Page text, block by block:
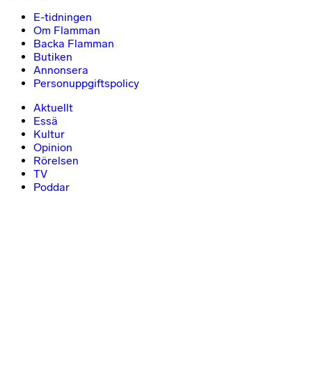
E-tidningen
Om Flamman
Backa Flamman
Butiken
Annonsera
Personuppgiftspolicy
Aktuellt
Essä
Kultur
Opinion
Rörelsen
TV
Poddar